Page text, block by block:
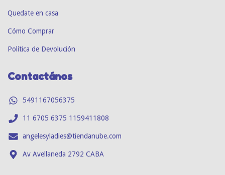
Quedate en casa
Cómo Comprar
Política de Devolución
Contactános
5491167056375
11 6705 6375 1159411808
angelesyladies@tiendanube.com
Av Avellaneda 2792 CABA